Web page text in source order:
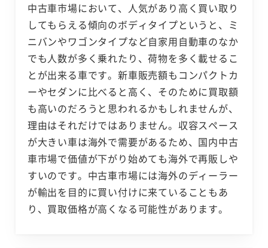
中古車市場において、人気があり高く買い取り
してもらえる傾向のボディタイプというと、ミ
ニバンやワゴンタイプなど自家用自動車のなか
でも人数が多く乗れたり、荷物を多く載せるこ
とが出来る車です。新車販売額もコンパクトカ
ーやセダンに比べると高く、そのために買取額
も高いのだろうと思われるかもしれませんが、
理由はそれだけではありません。収容スペース
が大きい車は海外で需要があるため、国内中古
車市場で価値が下がり始めても海外で再販しや
すいのです。中古車市場には海外のディーラー
が輸出を目的に買い付けに来ていることもあ
り、買取価格が高くなる可能性があります。